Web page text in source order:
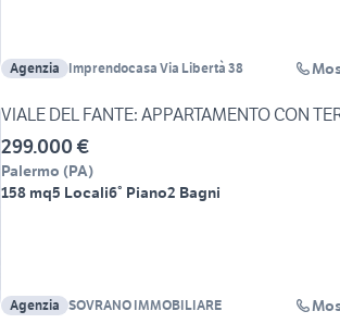
Agenzia Imprendocasa Via Libertà 38
VIALE DEL FANTE: APPARTAMENTO CON
299.000 €
Palermo (PA)
158 mq5 Locali6° Piano2 Bagni
Agenzia SOVRANO IMMOBILIARE